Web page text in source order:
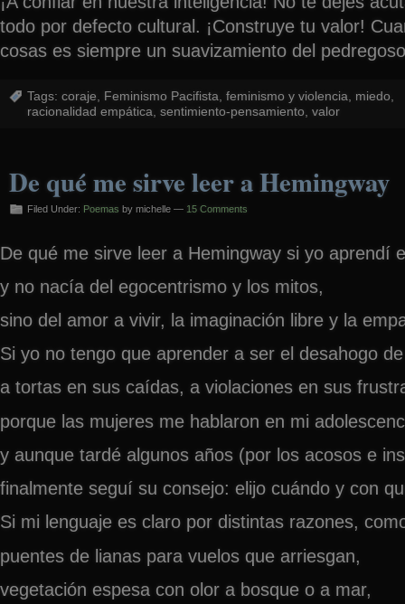
todo por defecto cultural. ¡Construye tu valor!
cosas es siempre un suavizamiento del
Tags: coraje Feminismo Pacifista feminismo y violencia miedo
racionalidad empática sentimiento-pensamiento valor
De qué me sirve leer a Hemingway
Filed Under: Poemas by michelle — 15 Comments
De qué me sirve leer a Hemingway si yo aprendí
y no nacía del egocentrismo y los mitos,
sino del amor a vivir, la imaginación libre y la
Si yo no tengo que aprender a ser el desahogo
a tortas en sus caídas, a violaciones en sus
porque las mujeres me hablaron en mi
y aunque tardé algunos años (por los acosos e
finalmente seguí su consejo: elijo cuándo y con
Si mi lenguaje es claro por distintas razones,
puentes de lianas para vuelos que arriesgan,
vegetación espesa con olor a bosque o a mar,